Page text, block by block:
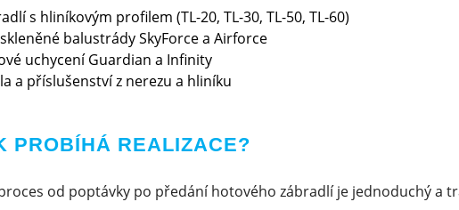
s hliníkovým profilem (TL-20, TL-30, TL-50, TL-60)
balustrády SkyForce a Airforce
uchycení Guardian a Infinity
a příslušenství z nerezu a hliníku
PROBÍHÁ REALIZACE?
od poptávky po předání hotového zábradlí je jednoduchý a